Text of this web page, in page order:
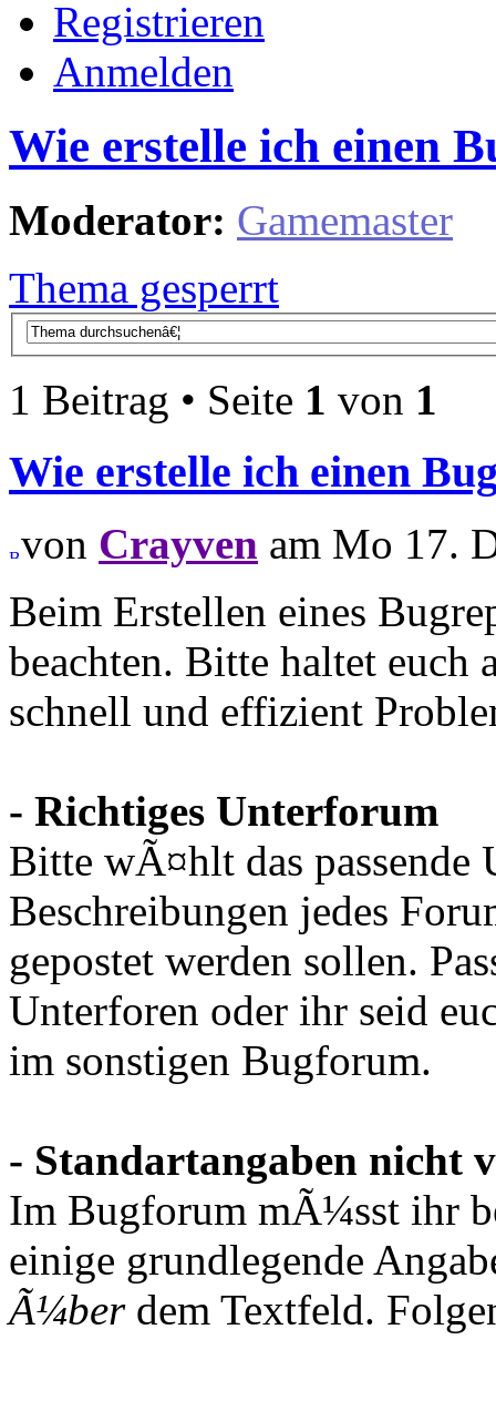
Registrieren
Anmelden
Wie erstelle ich einen
Moderator: Gamemaster
Thema gesperrt
1 Beitrag • Seite 1 von 1
Wie erstelle ich einen
von Crayven am Mo 17.
Beim Erstellen eines
beachten. Bitte haltet euch
schnell und effizient
- Richtiges Unterforum
Bitte wÃ¤hlt das passende
Beschreibungen jedes
gepostet werden sollen.
Unterforen oder ihr seid
im sonstigen Bugforum.
- Standartangaben nicht
Im Bugforum mÃ¼sst ihr
einige grundlegende
Ã¼berdem Textfeld.